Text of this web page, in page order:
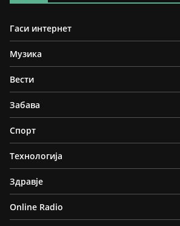
Гаси интернет
Музика
Вести
Забава
Спорт
Технологија
Здравје
Online Radio